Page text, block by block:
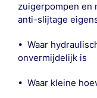
zuigerpompen en
anti-slijtage
• Waar
onvermijdelijk is
• Waar kleine